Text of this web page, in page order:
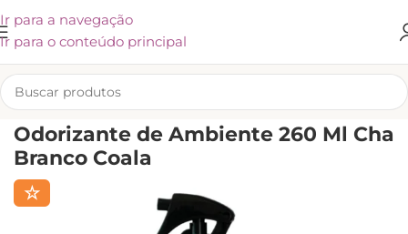
Ir para a navegação
Ir para o conteúdo principal
INÍCIO/LIMPEZA
Odorizante de Ambiente 260 Ml Cha
Branco Coala
☆